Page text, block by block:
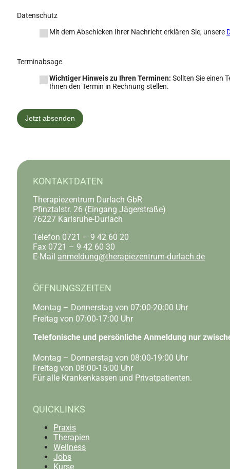
Datenschutz
Mit dem Abschicken Ihrer Nachricht erklären Sie, unsere
Terminabsage
Wichtiger Hinweis zu Ihren Terminen: Sollten Sie einen
Ihnen den Termin in Rechnung stellen.
Jetzt absenden
KONTAKTDATEN
Therapiezentrum Durlach GbR
Pfinztalstr. 26 (Eingang Jägerstraße)
76227 Karlsruhe-Durlach
Telefon 0721 – 9 42 60 20
Fax 0721 – 9 42 60 30
E-Mail anmeldung@therapiezentrum-durlach.de
ÖFFNUNGSZEITEN
Montag – Donnerstag von 07:00-20:00 Uhr
Freitag von 07:00-17:00 Uhr
Telefonische und persönliche Anmeldung nur
Montag – Donnerstag von 08:00-19:00 Uhr
Freitag von 08:00-15:00 Uhr
Für alle Krankenkassen und Privatpatienten.
QUICKLINKS
Praxis
Therapien
Wellness
Jobs
Kurse